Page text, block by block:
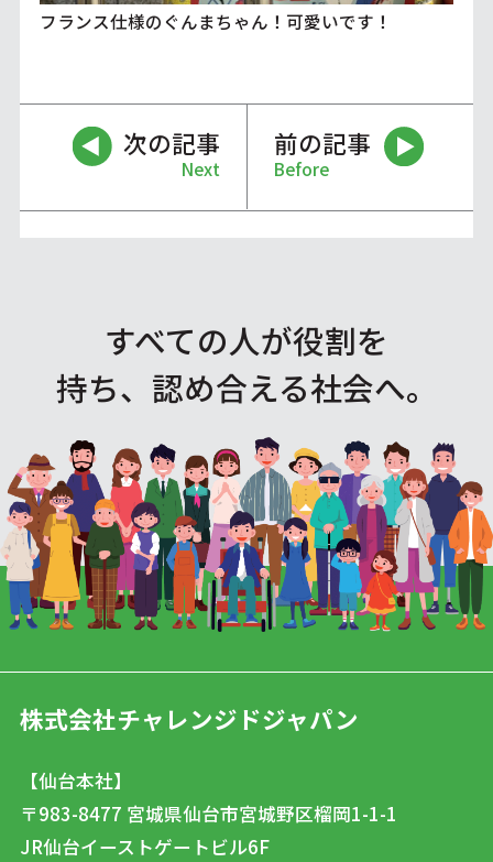
フランス仕様のぐんまちゃん！可愛いです！
次の記事
Next
前の記事
Before
すべての人が役割を
持ち、認め合える社会へ。
株式会社チャレンジドジャパン
【仙台本社】
〒983-8477 宮城県仙台市宮城野区榴岡1-1-1
JR仙台イーストゲートビル6F